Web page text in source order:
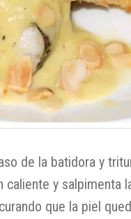
de la batidora y
caliente y salpimenta
que la piel